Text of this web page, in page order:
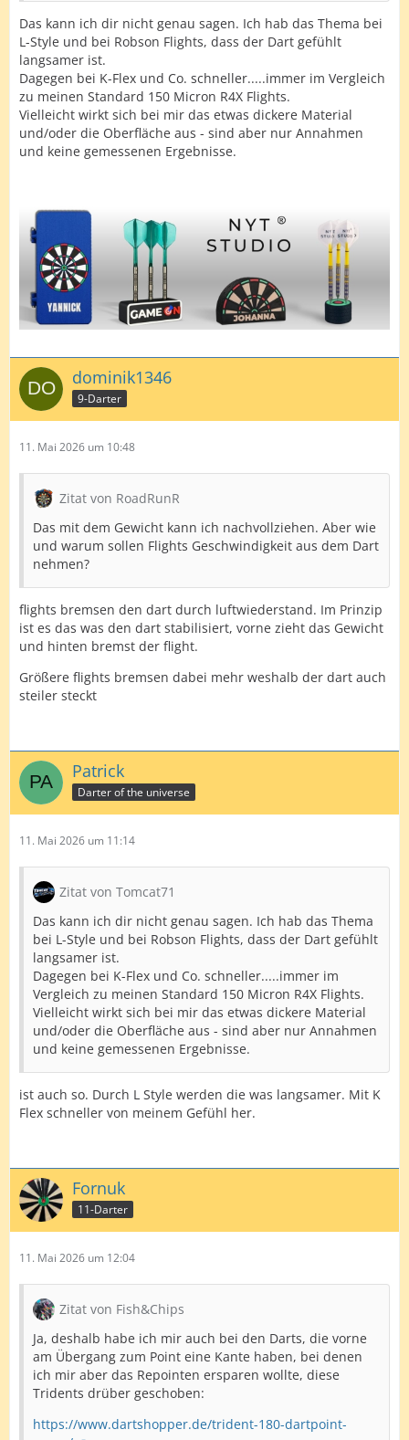
Das kann ich dir nicht genau sagen. Ich hab das Thema bei
L-Style und bei Robson Flights, dass der Dart gefühlt
langsamer ist.
Dagegen bei K-Flex und Co. schneller.....immer im Vergleich
zu meinen Standard 150 Micron R4X Flights.
Vielleicht wirkt sich bei mir das etwas dickere Material
und/oder die Oberfläche aus - sind aber nur Annahmen
und keine gemessenen Ergebnisse.
dominik1346
9-Darter
11. Mai 2026 um 10:48
Zitat von RoadRunR
Das mit dem Gewicht kann ich nachvollziehen. Aber wie
und warum sollen Flights Geschwindigkeit aus dem Dart
nehmen?
flights bremsen den dart durch luftwiederstand. Im Prinzip
ist es das was den dart stabilisiert, vorne zieht das Gewicht
und hinten bremst der flight.
Größere flights bremsen dabei mehr weshalb der dart auch
steiler steckt
Patrick
Darter of the universe
11. Mai 2026 um 11:14
Zitat von Tomcat71
Das kann ich dir nicht genau sagen. Ich hab das Thema
bei L-Style und bei Robson Flights, dass der Dart gefühlt
langsamer ist.
Dagegen bei K-Flex und Co. schneller.....immer im
Vergleich zu meinen Standard 150 Micron R4X Flights.
Vielleicht wirkt sich bei mir das etwas dickere Material
und/oder die Oberfläche aus - sind aber nur Annahmen
und keine gemessenen Ergebnisse.
ist auch so. Durch L Style werden die was langsamer. Mit K
Flex schneller von meinem Gefühl her.
Fornuk
11-Darter
11. Mai 2026 um 12:04
Zitat von Fish&Chips
Ja, deshalb habe ich mir auch bei den Darts, die vorne
am Übergang zum Point eine Kante haben, bei denen
ich mir aber das Repointen ersparen wollte, diese
Tridents drüber geschoben:
https://www.dartshopper.de/trident-180-dartpoint-